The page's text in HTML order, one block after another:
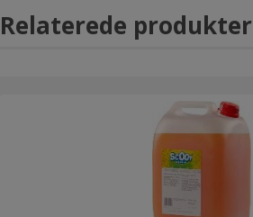
Relaterede produkter